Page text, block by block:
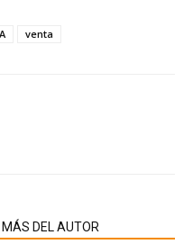
venta
MÁS DEL AUTOR